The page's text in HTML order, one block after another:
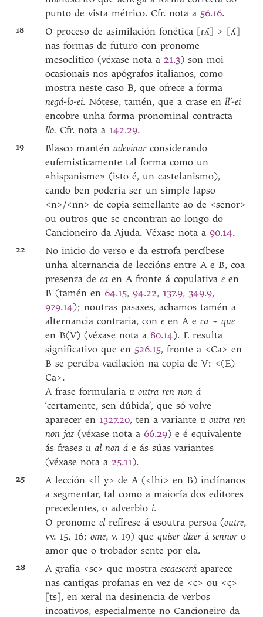
punto de vista métrico. Cfr. nota a 56.16.
18
O proceso de asimilación fonética [ɾʎ] > [ʎ]
nas formas de futuro con pronome
mesoclítico (véxase nota a 21.3) son moi
ocasionais nos apógrafos italianos, como
mostra neste caso B, que ofrece a forma
negá-lo-ei. Nótese, tamén, que a crase en ll’-ei
encobre unha forma pronominal contracta
llo. Cfr. nota a 142.29.
19 Blasco manténadevinarconsiderando
eufemisticamente tal forma como un
«hispanisme» (isto é, un castelanismo),
cando ben podería ser un simple lapso
<n>/<nn> de copia semellante ao de <senor>
ou outros que se encontran ao longo do
Cancioneiro da Ajuda. Véxase nota a90.14.
22
No inicio do verso e da estrofa percíbese
unha alternancia de leccións entre A e B, coa
presenza decaen A fronte á copulativae en
B (tamén en 64.15,94.22, 137.9, 349.9,
979.14); noutras pasaxes, achamos tamén a
alternancia contraria, coneen A eca ~que
en B(V) (véxase nota a 80.14). E resulta
significativo que en 526.15, fronte a <Ca> en
B se perciba vacilación na copia de V: <(E)
Ca>.
A frase formulariau outra ren non á
‘certamente, sen dúbida’, que só volve
aparecer en 1327.20, ten a varianteu outra ren
non jaz (véxase nota a 66.29) e é equivalente
ás frasesu al non á e ás súas variantes
(véxase nota a 25.11).
25
A lección <ll y> de A (<lhi> en B) inclínanos
a segmentar, tal como a maioría dos editores
precedentes, o adverbio i.
O pronomeelrefírese á esoutra persoa (outre,
vv. 15, 16;ome, v. 19) quequiser dizerásennoro
amor que o trobador sente por ela.
28 A grafía <sc> que mostraescaescerá aparece
nas cantigas profanas en vez de <c> ou <ç>
[ts], en xeral na desinencia de verbos
incoativos, especialmente no Cancioneiro da